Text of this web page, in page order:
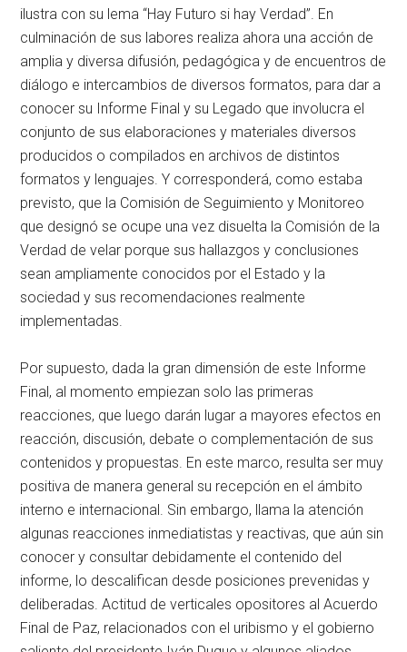
ilustra con su lema “Hay Futuro si hay Verdad”. En
culminación de sus labores realiza ahora una acción de
amplia y diversa difusión, pedagógica y de encuentros de
diálogo e intercambios de diversos formatos, para dar a
conocer su Informe Final y su Legado que involucra el
conjunto de sus elaboraciones y materiales diversos
producidos o compilados en archivos de distintos
formatos y lenguajes. Y corresponderá, como estaba
previsto, que la Comisión de Seguimiento y Monitoreo
que designó se ocupe una vez disuelta la Comisión de la
Verdad de velar porque sus hallazgos y conclusiones
sean ampliamente conocidos por el Estado y la
sociedad y sus recomendaciones realmente
implementadas.
Por supuesto, dada la gran dimensión de este Informe
Final, al momento empiezan solo las primeras
reacciones, que luego darán lugar a mayores efectos en
reacción, discusión, debate o complementación de sus
contenidos y propuestas. En este marco, resulta ser muy
positiva de manera general su recepción en el ámbito
interno e internacional. Sin embargo, llama la atención
algunas reacciones inmediatistas y reactivas, que aún sin
conocer y consultar debidamente el contenido del
informe, lo descalifican desde posiciones prevenidas y
deliberadas. Actitud de verticales opositores al Acuerdo
Final de Paz, relacionados con el uribismo y el gobierno